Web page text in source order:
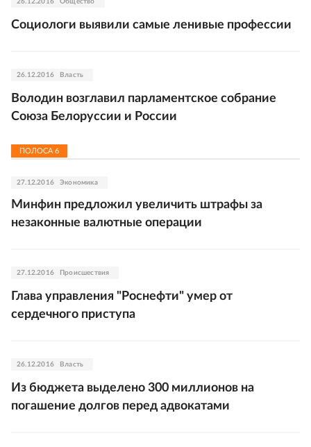
Социологи выявили самые ленивые профессии
26.12.2016 Власть
Володин возглавил парламентское собрание
Союза Белоруссии и России
ПОЛОСА 6
27.12.2016 Экономика
Минфин предложил увеличить штрафы за
незаконные валютные операции
27.12.2016 Происшествия
Глава управления "Роснефти" умер от
сердечного приступа
26.12.2016 Власть
Из бюджета выделено 300 миллионов на
погашение долгов перед адвокатами